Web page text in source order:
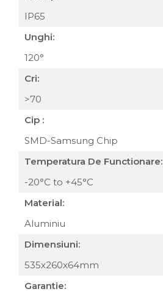
IP65
Unghi:
120°
Cri:
>70
Cip :
SMD-Samsung Chip
Temperatura De Functionare:
-20°C to +45°C
Material:
Aluminiu
Dimensiuni:
535x260x64mm
Garantie: